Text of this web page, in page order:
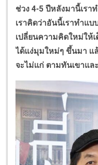
ช่วง 4-5 ปีหลังมานี้เรา
เราคิดว่าอันนี้เราทำแ
เปลี่ยนความคิดใหม่ให้เ
ได้แง่มุมใหม่ๆ ขึ้นมา แ
จะไม่แก่ ตามทันเขาและ